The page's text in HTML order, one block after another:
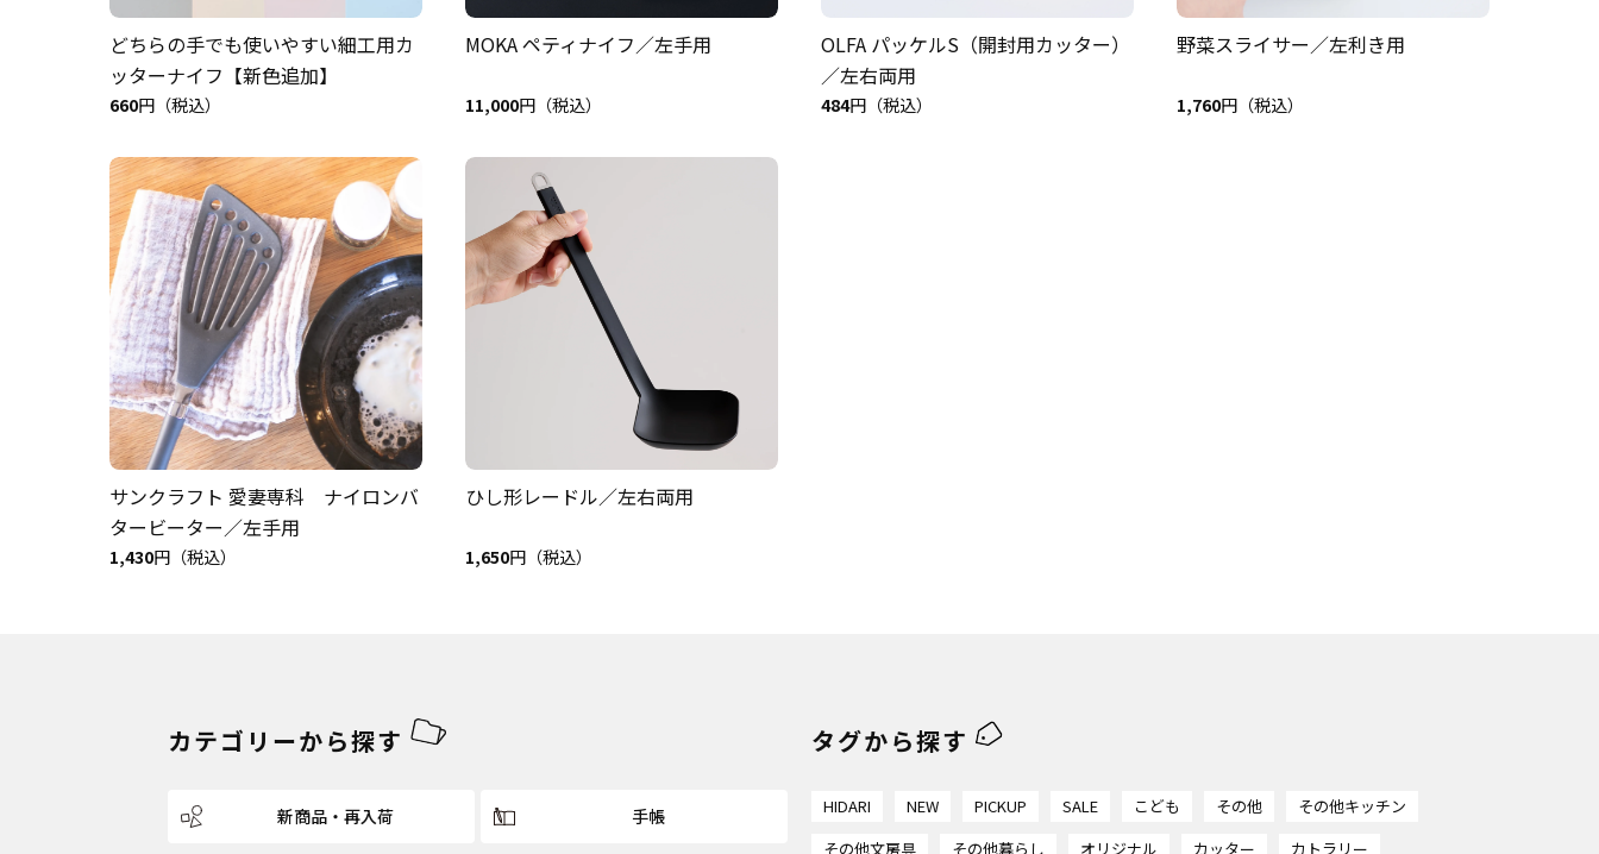
どちらの手でも使いやすい細工用カ
ッターナイフ【新色追加】
660円（税込）
MOKA ペティナイフ／左手用
11,000円（税込）
OLFA パッケルS（開封用カッター）
／左右両用
484円（税込）
野菜スライサー／左利き用
1,760円（税込）
サンクラフト 愛妻専科 ナイロンバ
タービーター／左手用
1,430円（税込）
ひし形レードル／左右両用
1,650円（税込）
カテゴリーから探す
新商品・再入荷 手帳
タグから探す
HIDARI NEW PICKUP SALE こども その他
その他キッチン
その他文房具
その他暮らし オリジナル カッター
カトラリー